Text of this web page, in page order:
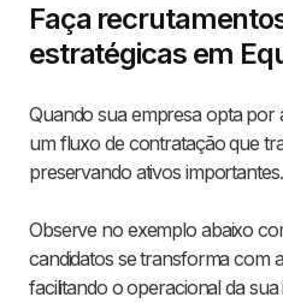
Faça
estratégicas em
Quando sua empresa opta por
um fluxo de contratação que
preservando ativos importantes.
Observe no exemplo abaixo
candidatos se transforma com a
facilitando o operacional da